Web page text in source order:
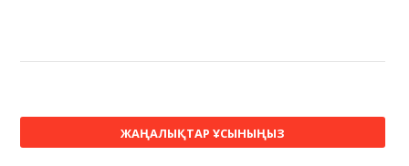
ЖАҢАЛЫҚТАР ҰСЫНЫҢЫЗ